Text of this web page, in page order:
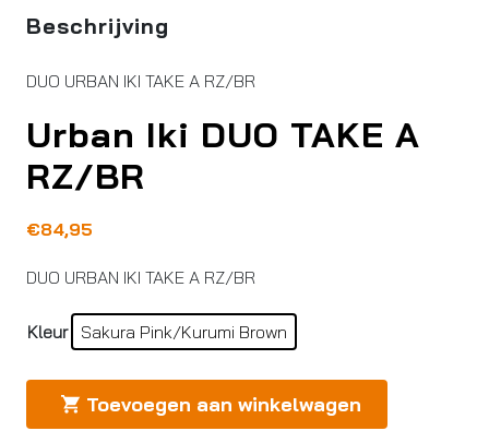
Beschrijving
DUO URBAN IKI TAKE A RZ/BR
Urban Iki DUO TAKE A
RZ/BR
€84,95
DUO URBAN IKI TAKE A RZ/BR
Kleur Sakura Pink/Kurumi Brown
Toevoegen aan winkelwagen